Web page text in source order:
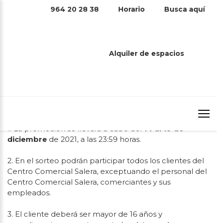
964 20 28 38 Horario Busca aquí
Alquiler de espacios
La Comunidad de Propietarios del Centro Comercial
1. La promoción se llevará a cabo del 14 al 19 de
diciembre de 2021, a las 23:59 horas.
2. En el sorteo podrán participar todos los clientes del
Centro Comercial Salera, exceptuando el personal del
Centro Comercial Salera, comerciantes y sus
empleados.
3. El cliente deberá ser mayor de 16 años y